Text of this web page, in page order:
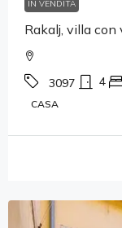
IN VENDITA
Rakalj, villa con
3097 4
CASA